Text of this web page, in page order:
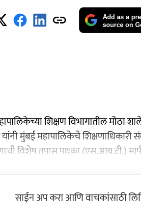
Add as a
source on
शिक्षण विभागातील मोठा
मुंबई महापालिकेचे
विशेष तपास पथका (एस.आय.टी.)
साईन अप करा आणि वाचकांसाठी